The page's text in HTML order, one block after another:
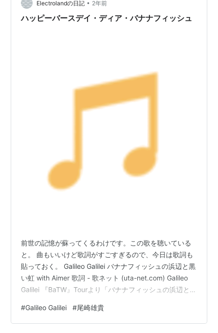
Electrolandの日記 • 2年前
ハッピーバースデイ・ディア・バナナフィッシュ
前世の記憶が蘇ってくるわけです。この歌を聴いている
と。 曲もいいけど歌詞がすごすぎるので、今日は歌詞も
貼っておく。 Galileo Galilei バナナフィッシュの浜辺と黒
い虹 with Aimer 歌詞 - 歌ネット (uta-net.com) Galileo
Galilei 『BaTW』Tourより「バナナフィッシュの浜辺と黒
がすごいって、言葉の高純度な結晶化作用がすごい。 こ
の歌詞を読んでいると、「私は確かにこの経験をした」
#Galileo Galilei #尾崎雄貴